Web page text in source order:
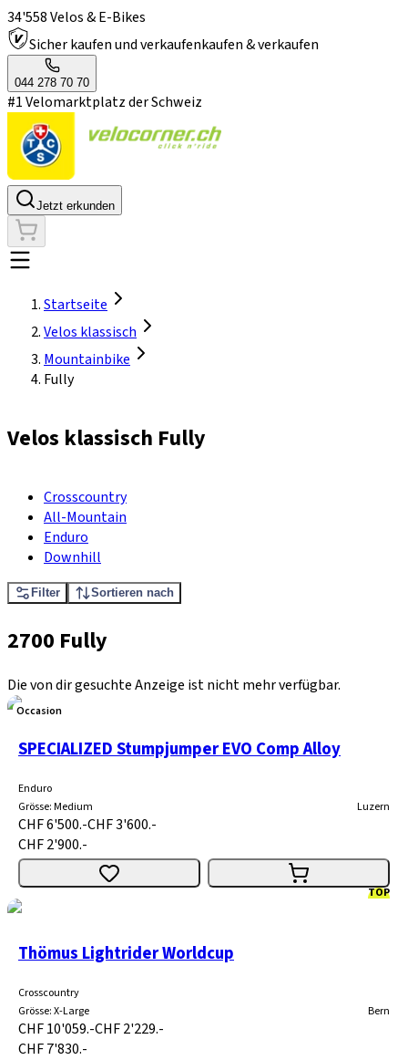
34'558 Velos & E-Bikes
Sicher kaufen und verkaufenkaufen & verkaufen
044 278 70 70
#1 Velomarktplatz der Schweiz
Jetzt erkunden
Startseite
Velos klassisch
Mountainbike
Fully
Velos klassisch Fully
Crosscountry
All-Mountain
Enduro
Downhill
Filter Sortieren nach
2700 Fully
Die von dir gesuchte Anzeige ist nicht mehr verfügbar.
Occasion
TOP
SPECIALIZED Stumpjumper EVO Comp Alloy
Enduro
Grösse:Medium Luzern
CHF 6'500.-CHF 3'600.-
CHF 2'900.-
Thömus Lightrider Worldcup
Crosscountry
Grösse:X-Large Bern
CHF 10'059.-CHF 2'229.-
CHF 7'830.-